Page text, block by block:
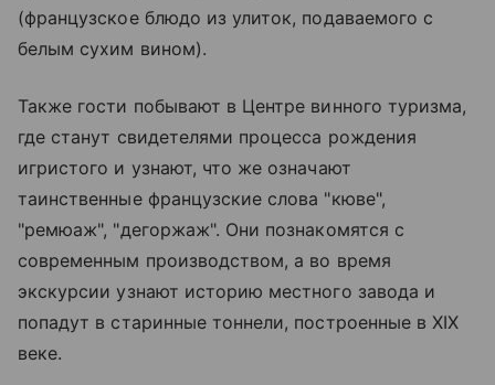
(французское блюдо из улиток, подаваемого с
белым сухим вином).
Также гости побывают в Центре винного туризма,
где станут свидетелями процесса рождения
игристого и узнают, что же означают
таинственные французские слова "кюве",
"ремюаж", "дегоржаж". Они познакомятся с
современным производством, а во время
экскурсии узнают историю местного завода и
попадут в старинные тоннели, построенные в XIX
веке.